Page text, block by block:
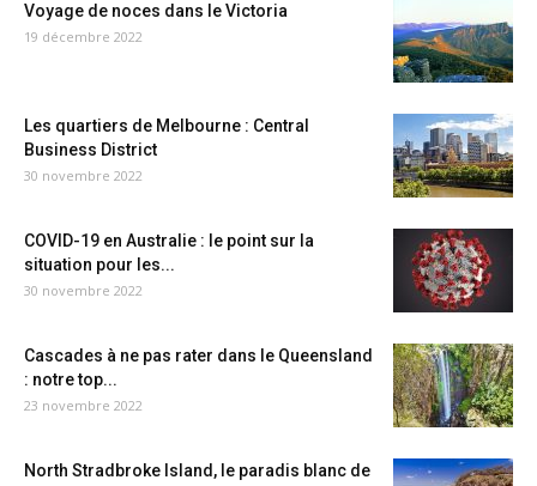
Voyage de noces dans le Victoria
19 décembre 2022
Les quartiers de Melbourne : Central
Business District
30 novembre 2022
COVID-19 en Australie : le point sur la
situation pour les...
30 novembre 2022
Cascades à ne pas rater dans le Queensland
: notre top...
23 novembre 2022
North Stradbroke Island, le paradis blanc de